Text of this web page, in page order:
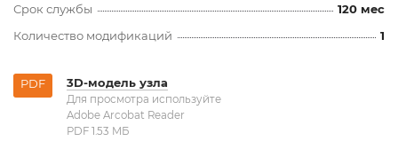
Срок службы
120 мес
Количество модификаций
1
PDF 3D-модель узла
Для просмотра используйте
Adobe Arcobat Reader
PDF 1.53 MБ